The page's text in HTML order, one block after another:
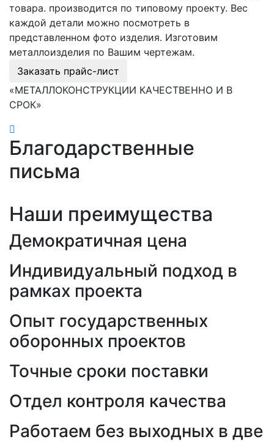
товара. производится по типовому проекту. Вес
каждой детали можно посмотреть в
представленном фото изделия. Изготовим
металлоизделия по Вашим чертежам.
Заказать прайс-лист
«МЕТАЛЛОКОНСТРУКЦИИ КАЧЕСТВЕННО И В
СРОК»
Благодарственные
письма
Наши преимущества
Демократичная цена
Индивидуальный подход в
рамках проекта
Опыт государственных
оборонных проектов
Точные сроки поставки
Отдел контроля качества
Работаем без выходных в две